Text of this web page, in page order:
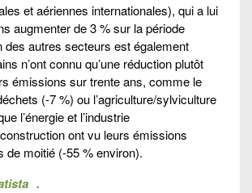
et aériennes internationales), qui a lui
augmenter de 3 % sur la période
des autres secteurs est également
n’ont connu qu’une réduction plutôt
émissions sur trente ans, comme le
(-7 %) ou l’agriculture/sylviculture
l’énergie et l’industrie
ont vu leurs émissions
de moitié (-55 % environ).
.